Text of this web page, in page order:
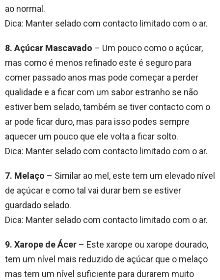
ao normal.
Dica: Manter selado com contacto limitado com o ar.
8. Açúcar Mascavado – Um pouco como o açúcar,
mas como é menos refinado este é seguro para
comer passado anos mas pode começar a perder
qualidade e a ficar com um sabor estranho se não
estiver bem selado, também se tiver contacto com o
ar pode ficar duro, mas para isso podes sempre
aquecer um pouco que ele volta a ficar solto.
Dica: Manter selado com contacto limitado com o ar.
7. Melaço – Similar ao mel, este tem um elevado nível
de açúcar e como tal vai durar bem se estiver
guardado selado.
Dica: Manter selado com contacto limitado com o ar.
9. Xarope de Ácer – Este xarope ou xarope dourado,
tem um nível mais reduzido de açúcar que o melaço
mas tem um nível suficiente para durarem muito